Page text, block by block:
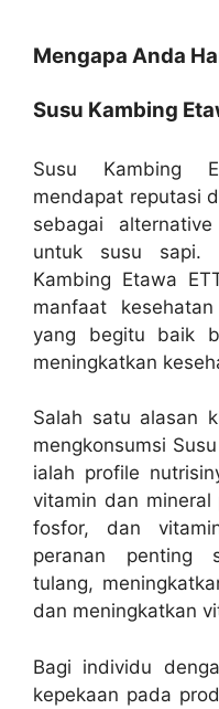
Mengapa Anda
Susu Kambing
Susu Kambing
mendapat reputasi
sebagai
untuk susu sapi.
Kambing Etawa
manfaat
yang begitu baik
meningkatkan
Salah satu alasan
mengkonsumsi
ialah profile
vitamin dan mineral
fosfor, dan
peranan penting
tulang,
dan meningkatkan
Bagi individu
kepekaan pada